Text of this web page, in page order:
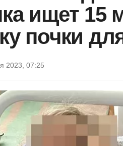
ищет 15
почки
2023, 07:25